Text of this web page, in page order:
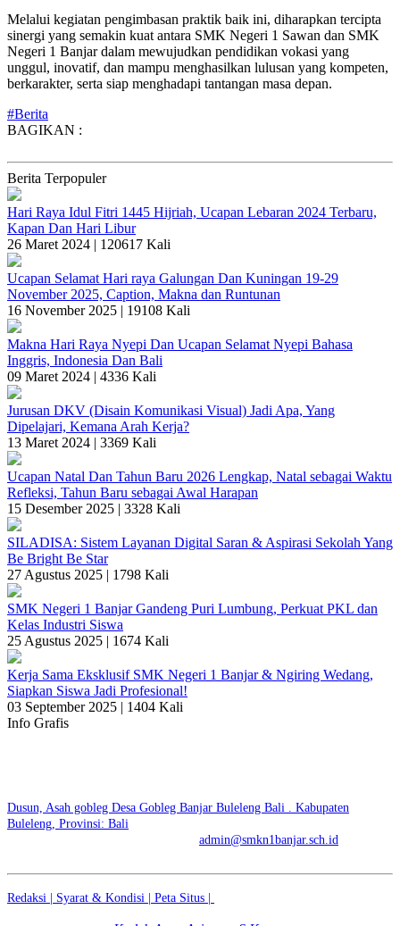
Melalui kegiatan pengimbasan praktik baik ini, diharapkan tercipta
sinergi yang semakin kuat antara SMK Negeri 1 Sawan dan SMK
Negeri 1 Banjar dalam mewujudkan pendidikan vokasi yang
unggul, inovatif, dan mampu menghasilkan lulusan yang kompeten,
berkarakter, serta siap menghadapi tantangan masa depan.
#Berita
BAGIKAN :
Berita Terpopuler
Hari Raya Idul Fitri 1445 Hijriah, Ucapan Lebaran 2024 Terbaru,
Kapan Dan Hari Libur
26 Maret 2024 | 120617 Kali
Ucapan Selamat Hari raya Galungan Dan Kuningan 19-29
November 2025, Caption, Makna dan Runtunan
16 November 2025 | 19108 Kali
Makna Hari Raya Nyepi Dan Ucapan Selamat Nyepi Bahasa
Inggris, Indonesia Dan Bali
09 Maret 2024 | 4336 Kali
Jurusan DKV (Disain Komunikasi Visual) Jadi Apa, Yang
Dipelajari, Kemana Arah Kerja?
13 Maret 2024 | 3369 Kali
Ucapan Natal Dan Tahun Baru 2026 Lengkap, Natal sebagai Waktu
Refleksi, Tahun Baru sebagai Awal Harapan
15 Desember 2025 | 3328 Kali
SILADISA: Sistem Layanan Digital Saran & Aspirasi Sekolah Yang
Be Bright Be Star
27 Agustus 2025 | 1798 Kali
SMK Negeri 1 Banjar Gandeng Puri Lumbung, Perkuat PKL dan
Kelas Industri Siswa
25 Agustus 2025 | 1674 Kali
Kerja Sama Eksklusif SMK Negeri 1 Banjar & Ngiring Wedang,
Siapkan Siswa Jadi Profesional!
03 September 2025 | 1404 Kali
Info Grafis
Dusun, Asah gobleg Desa Gobleg Banjar Buleleng Bali . Kabupaten
Buleleng, Provinsi: Bali
admin@smkn1banjar.sch.id
Redaksi | Syarat & Kondisi | Peta Situs |